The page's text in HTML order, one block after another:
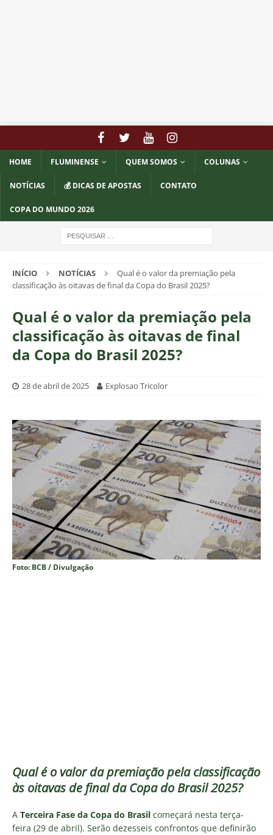
HOME FLUMINENSE QUEM SOMOS COLUNAS
NOTÍCIAS 💰 DICAS DE APOSTAS CONTATO
COPA DO MUNDO 2026
INÍCIO NOTÍCIAS
Qual é o valor da premiação pela
classificação às oitavas de final da Copa do Brasil 2025?
Qual é o valor da premiação pela
classificação às oitavas de final
da Copa do Brasil 2025?
28 de abril de 2025 Explosao Tricolor
Foto: BCB / Divulgação
Qual é o valor dapremiação pela classificação
às oitavas de final da Copa do Brasil 2025?
A Terceira Fase da Copa do Brasil começará nesta terça-
feira (29 de abril). Serão dezesseis confrontos que definirão